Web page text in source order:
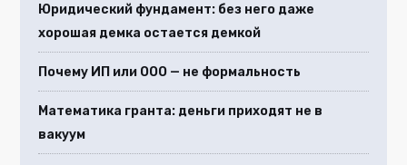
Юридический фундамент: без него даже
хорошая демка остается демкой
Почему ИП или ООО — не формальность
Математика гранта: деньги приходят не в
вакуум